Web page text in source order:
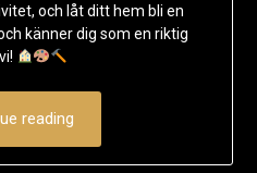
och låt ditt hem bli en
känner dig som en riktig
reading